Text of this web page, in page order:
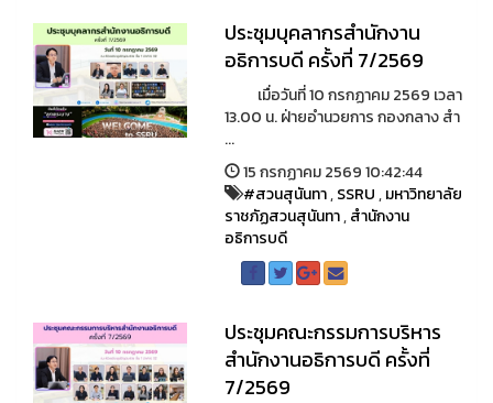
ประชุมบุคลากรสำนักงาน
อธิการบดี ครั้งที่ 7/2569
เมื่อวันที่ 10 กรกฏาคม 2569 เวลา
13.00 น. ฝ่ายอำนวยการ กองกลาง สำ
...
15 กรกฏาคม 2569 10:42:44
#สวนสุนันทา,SSRU,มหาวิทยาลัย
ราชภัฏสวนสุนันทา,สำนักงาน
อธิการบดี
ประชุมคณะกรรมการบริหาร
สำนักงานอธิการบดี ครั้งที่
7/2569